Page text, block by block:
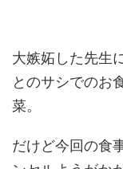
大嫉妬した先生
とのサシでのお
菜。
だけど今回の食